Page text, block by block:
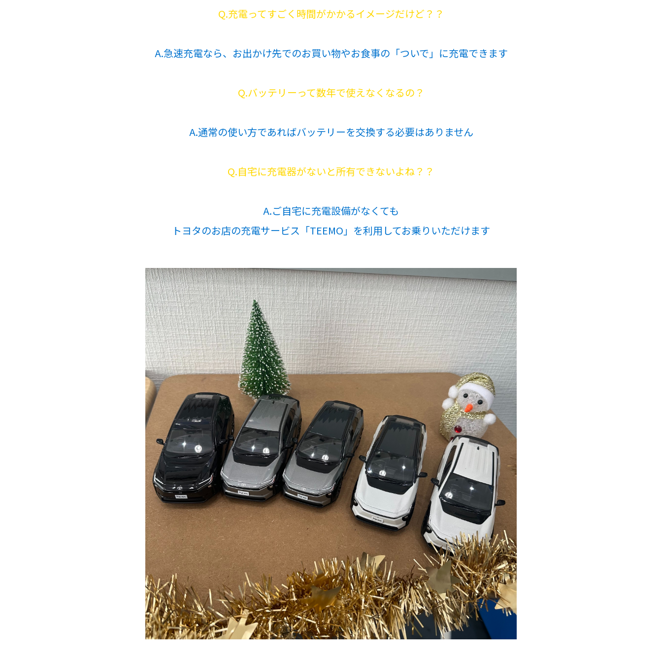
Q.充電ってすごく時間がかかるイメージだけど？？
A.急速充電なら、お出かけ先でのお買い物やお食事の「ついで」に充電できます
Q.バッテリーって数年で使えなくなるの？
A.通常の使い方であればバッテリーを交換する必要はありません
Q.自宅に充電器がないと所有できないよね？？
A.ご自宅に充電設備がなくても
トヨタのお店の充電サービス「TEEMO」を利用してお乗りいただけます